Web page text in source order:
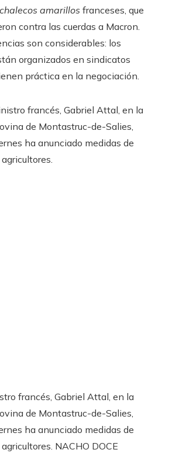
chalecos amarillos franceses, que
contra las cuerdas a Macron.
son considerables: los
organizados en sindicatos
práctica en la negociación.
francés, Gabriel Attal, en la
de Montastruc-de-Salies,
ha anunciado medidas de
NACHO DOCE